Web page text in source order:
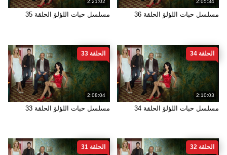
2:05:34
مسلسل حبات اللؤلؤ الحلقة 36
2:21:02
مسلسل حبات اللؤلؤ الحلقة 35
2:10:03
الحلقة 34
مسلسل حبات اللؤلؤ الحلقة 34
2:08:04
الحلقة 33
مسلسل حبات اللؤلؤ الحلقة 33
الحلقة 32 الحلقة 31